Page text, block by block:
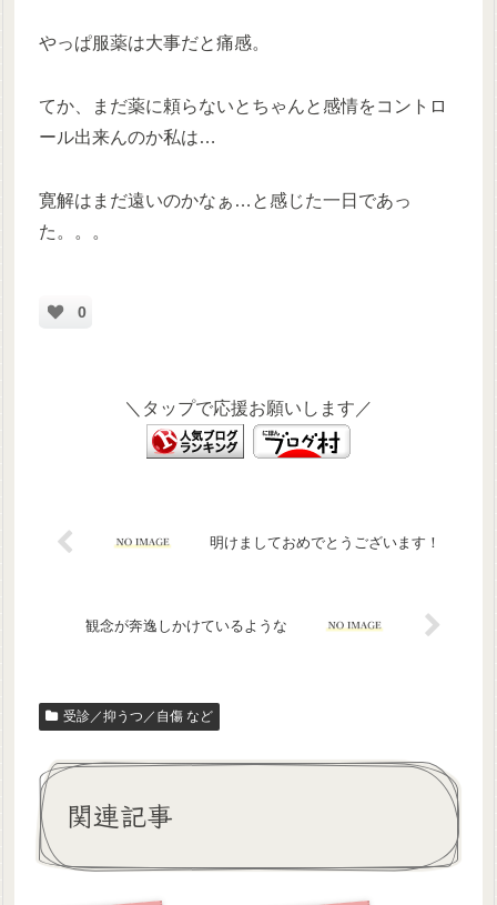
やっぱ服薬は大事だと痛感。
てか、まだ薬に頼らないとちゃんと感情をコントロ
ール出来んのか私は…
寛解はまだ遠いのかなぁ…と感じた一日であっ
た。。。
0
＼タップで応援お願いします／
明けましておめでとうございます！
観念が奔逸しかけているような
受診／抑うつ／自傷 など
関連記事